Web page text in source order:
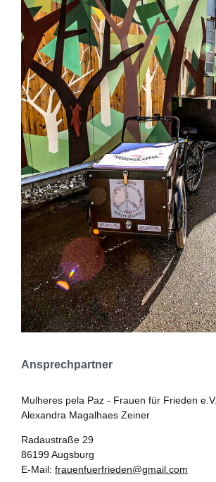
Ansprechpartner
Mulheres pela Paz - Frauen für Frieden e.V.
Alexandra Magalhaes Zeiner
Radaustraße 29
86199 Augsburg
E-Mail: frauenfuerfrieden@gmail.com